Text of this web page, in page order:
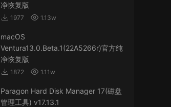
净恢复版
1977 1.13w
macOS
Ventura13.0.Beta.1(22A5266r)官方纯
净恢复版
1872 1.11w
Paragon Hard Disk Manager 17(磁盘
管理工具) v17.13.1